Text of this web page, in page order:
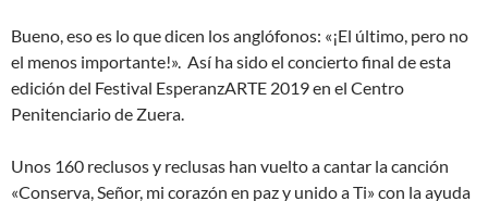
Bueno, eso es lo que dicen los anglófonos: «¡El último, pero no
el menos importante!». Así ha sido el concierto final de esta
edición del Festival EsperanzARTE 2019 en el Centro
Penitenciario de Zuera.
Unos 160 reclusos y reclusas han vuelto a cantar la canción
«Conserva, Señor, mi corazón en paz y unido a Ti» con la ayuda